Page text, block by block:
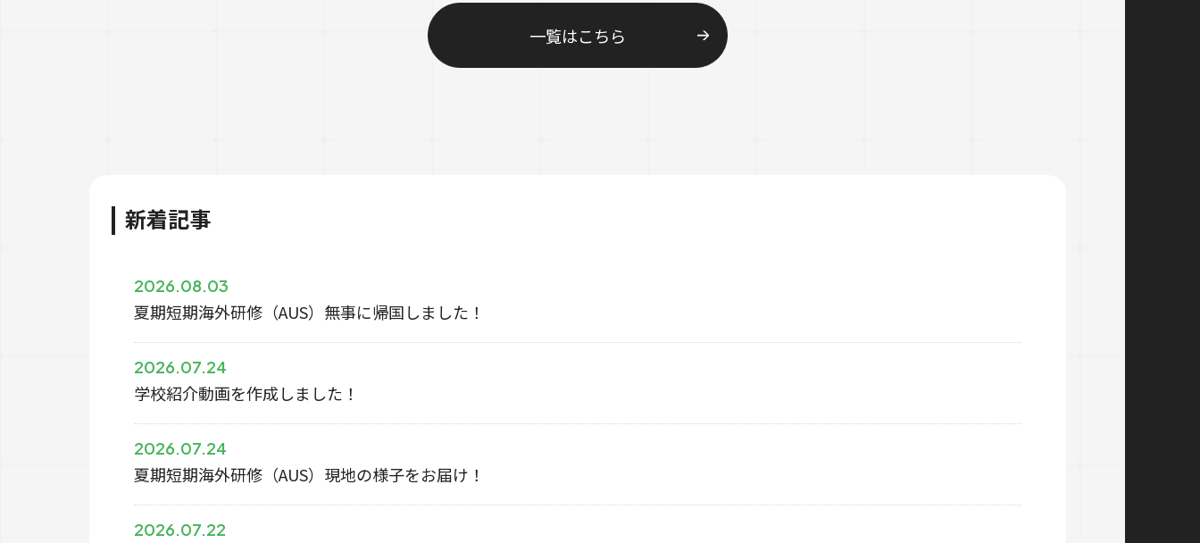
一覧はこちら
新着記事
2026.08.03
夏期短期海外研修（AUS）無事に帰国しました！
2026.07.24
学校紹介動画を作成しました！
2026.07.24
夏期短期海外研修（AUS）現地の様子をお届け！
2026.07.22